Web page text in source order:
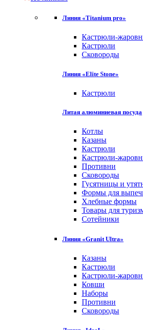
Линия «Titanium pro»
Кастрюли-
Кастрюли
Сковороды
Линия «Elite Stone»
Кастрюли
Литая алюминиевая посуда
Котлы
Казаны
Кастрюли
Кастрюли-
Противни
Сковороды
Гусятницы и
Формы для
Хлебные формы
Товары для
Сотейники
Линия «Granit Ultra»
Казаны
Кастрюли
Кастрюли-
Ковши
Наборы
Противни
Сковороды